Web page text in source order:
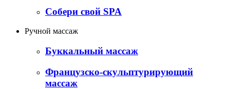
Собери свой SPA
Ручной массаж
Буккальный массаж
Французско-скульптурирующий
массаж